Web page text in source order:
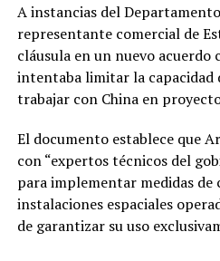
A instancias del
representante comercial de
cláusula en un nuevo
intentaba limitar la capacidad
trabajar con China en
El documento establece que
con “expertos técnicos del
para implementar medidas
instalaciones espaciales
de garantizar su uso